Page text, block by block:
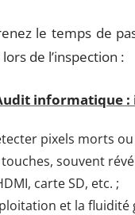
le temps de
de l’inspection :
informatique :
pixels morts
souvent
carte SD, etc. ;
et la fluidité